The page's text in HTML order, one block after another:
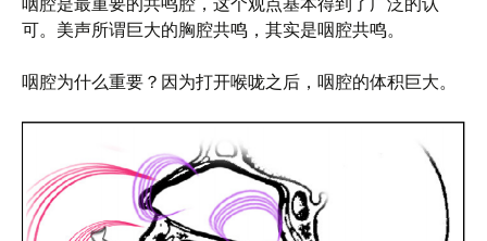
可。美声所谓巨大的胸腔共鸣，其实是咽腔共鸣。
咽腔为什么重要？因为打开喉咙之后，咽腔的体积巨大。